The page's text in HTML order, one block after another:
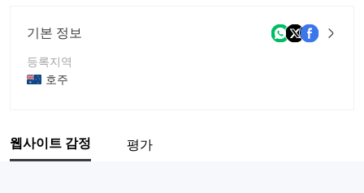
기본 정보
등록지역
호주
회사 전체 이름
웹사이트 감정 평가